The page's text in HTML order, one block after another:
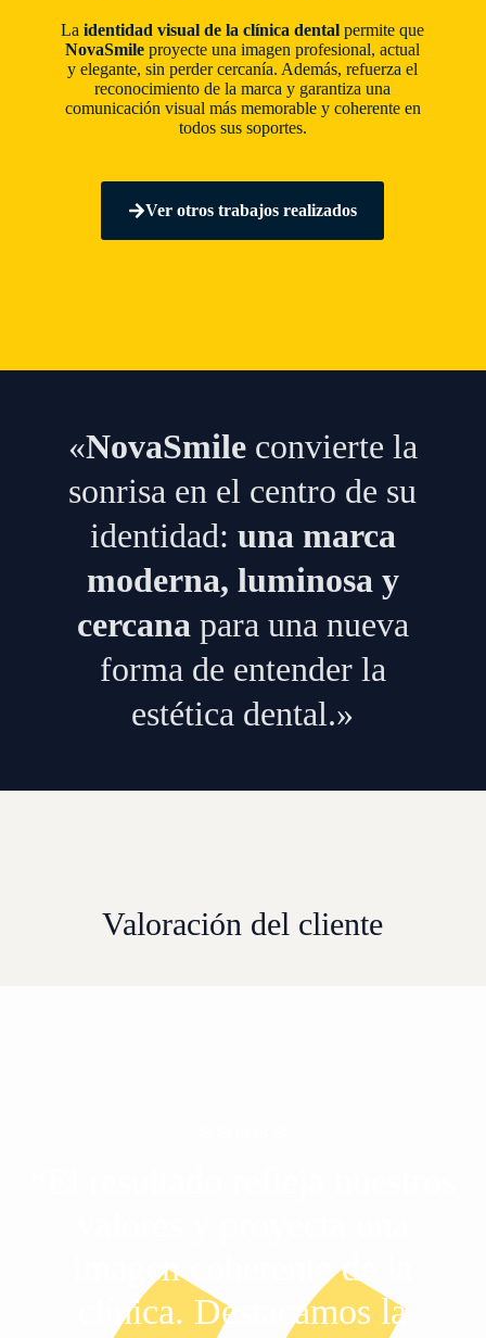
Laidentidad visual de la clínica dental permite que
NovaSmile proyecte una imagen profesional, actual
y elegante, sin perder cercanía. Además, refuerza el
reconocimiento de la marca y garantiza una
comunicación visual más memorable y coherente en
todos sus soportes.
Ver otros trabajos realizados
«NovaSmileconvierte la
sonrisa en el centro de su
identidad: una marca
moderna, luminosa y
cercanapara una nueva
forma de entender la
estética dental.»
Valoración del cliente
imagen coherente de la
clínica. Destacamos la